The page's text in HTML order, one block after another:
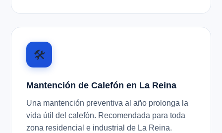
🛠️
Mantención de Calefón en La Reina
Una mantención preventiva al año prolonga la
vida útil del calefón. Recomendada para toda
zona residencial e industrial de La Reina.